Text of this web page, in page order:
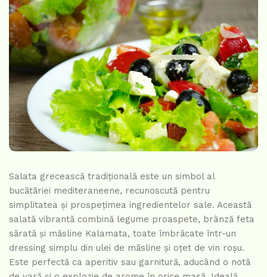
Salata grecească tradițională este un simbol al
bucătăriei mediteraneene, recunoscută pentru
simplitatea și prospețimea ingredientelor sale. Această
salată vibrantă combină legume proaspete, brânză feta
sărată și măsline Kalamata, toate îmbrăcate într-un
dressing simplu din ulei de măsline și oțet de vin roșu.
Este perfectă ca aperitiv sau garnitură, aducând o notă